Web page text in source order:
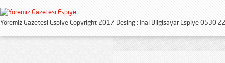
Yöremiz Gazetesi Espiye Copyright 2017 Desing : İnal Bilgisayar Espiye 0530